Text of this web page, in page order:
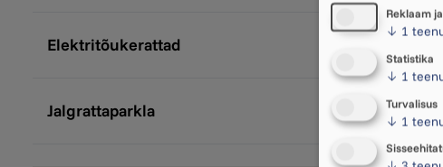
Elektritõukerattad
Jalgrattaparkla
Reklaam
↓ 1
Statistika
↓ 1
Turvalisus
↓ 1